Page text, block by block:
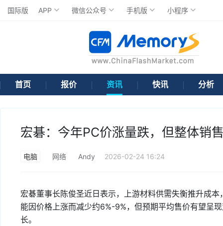
国际版 APP 微信公众号 手机版 小程序
首页 报价 资讯 快讯 分析
宏碁：今年PC价涨量跌，但整体销
电脑 网络 Andy 2026-02-24 16:24
宏碁董事长陈俊圣近日表示，上游材料供需失衡推升成
能因价格上涨而减少约6%-9%，但预期平均售价有望呈
长。